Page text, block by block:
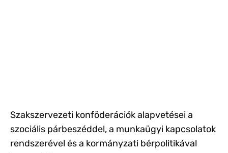
Szakszervezeti konföderációk alapvetései a
szociális párbeszéddel, a munkaügyi kapcsolatok
rendszerével és a kormányzati bérpolitikával